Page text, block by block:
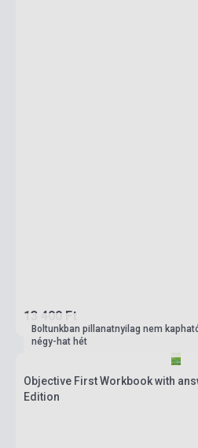
13 400 Ft
Boltunkban pillanatnyilag nem
négy-hat hét
Objective First Workbook with
Edition